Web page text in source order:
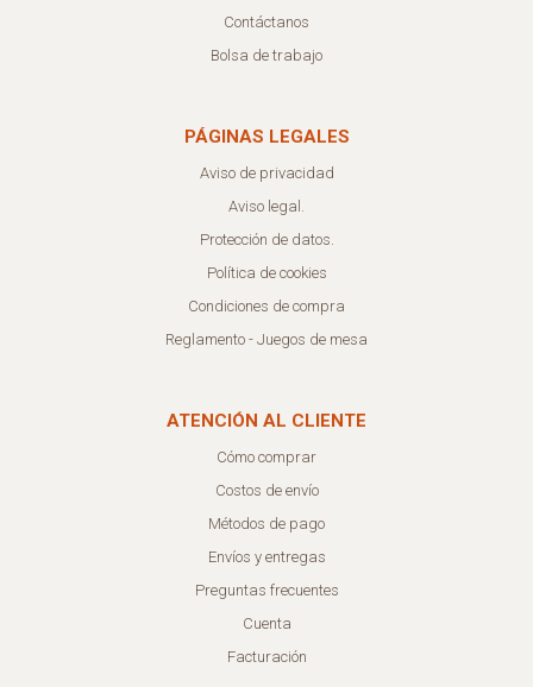
Contáctanos
Bolsa de trabajo
PÁGINAS LEGALES
Aviso de privacidad
Aviso legal.
Protección de datos.
Política de cookies
Condiciones de compra
Reglamento - Juegos de mesa
ATENCIÓN AL CLIENTE
Cómo comprar
Costos de envío
Métodos de pago
Envíos y entregas
Preguntas frecuentes
Cuenta
Facturación